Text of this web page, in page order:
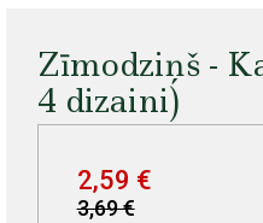
Zīmodziņš -
4 dizaini)
3,69 €
2,59 €